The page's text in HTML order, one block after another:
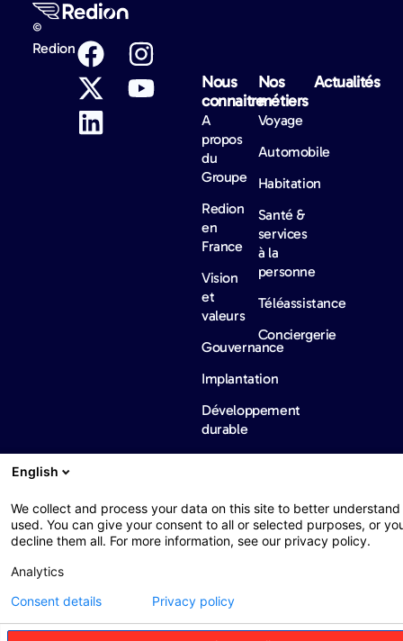
©
Redion
Nous
connaitre
A
propos
du
Groupe
Redion
en
France
Vision
et
valeurs
Gouvernance
Implantation
Développement
durable
Informations
réglementaires
Nos
métiers
Voyage
Automobile
Habitation
Santé &
services
à la
personne
Téléassistance
Conciergerie
Actualités​
English
We collect and process your data on this site to better
used. You can give your consent to all or selected purposes, or
decline them all. For more information, see our privacy policy.
Analytics
Consent details Privacy policy